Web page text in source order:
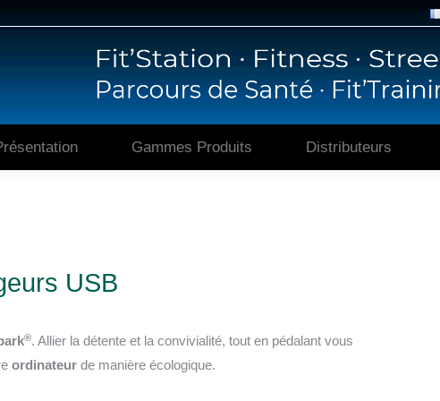
Gammes Produits Distributeurs
USB
®. Allier la détente et la convivialité, tout en pédalant vous
ordinateur de manière écologique.